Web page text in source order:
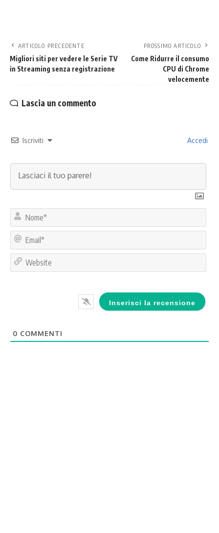
ARTICOLO PRECEDENTE
Migliori siti per vedere le Serie TV
in Streaming senza registrazione
PROSSIMO ARTICOLO
Come Ridurre il consumo
CPU di Chrome
velocemente
Lascia un commento
Iscriviti Accedi
0 COMMENTI